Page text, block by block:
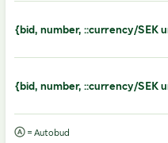
{bid, number, ::currency/
{bid, number, ::currency/
= Autobud